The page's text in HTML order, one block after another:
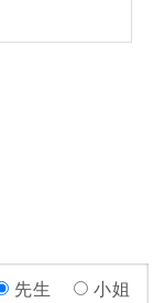
先生 小姐